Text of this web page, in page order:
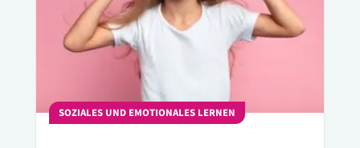
SOZIALES UND EMOTIONALES LERNEN